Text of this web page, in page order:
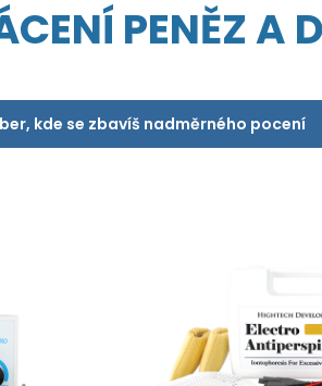
PENĚZ
kde se zbavíš nadměrného pocení